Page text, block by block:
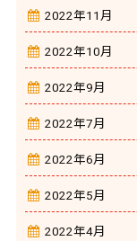
2022年11月
2022年10月
2022年9月
2022年7月
2022年6月
2022年5月
2022年4月